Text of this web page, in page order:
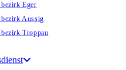
Eger
Aussig
Troppau